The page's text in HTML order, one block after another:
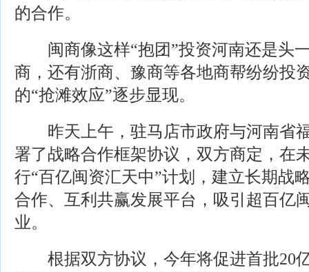
的合作。
闽商像这样“抱团”投资河南还是头
商，还有浙商、豫商等各地商帮纷纷投
的“抢滩效应”逐步显现。
昨天上午，驻马店市政府与河南省
署了战略合作框架协议，双方商定，在
行“百亿闽资汇天中”计划，建立长期战
合作、互利共赢发展平台，吸引超百亿
业。
根据双方协议，今年将促进首批20